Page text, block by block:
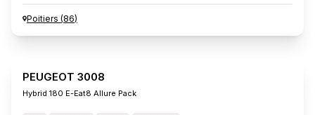
Poitiers (86)
PEUGEOT 3008
Hybrid 180 E-Eat8 Allure Pack